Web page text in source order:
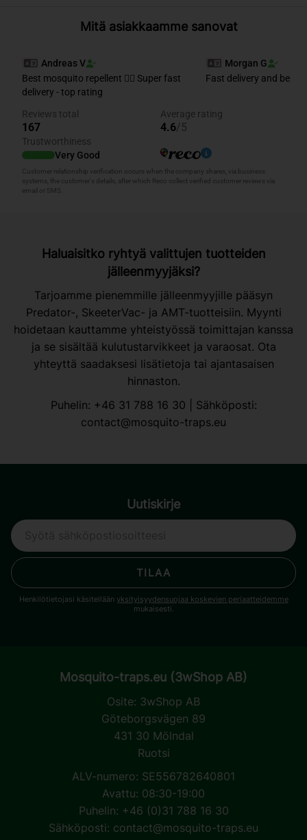
Mitä asiakkaamme sanovat
Haluaisitko ryhtyä valittujen tuotteiden
jälleenmyyjäksi?
Tarjoamme pienemmille jälleenmyyjille pääsyn
Predator-, SkeeterVac- ja AMT-tuotteisiin. Myynti
hoidetaan kauttamme yhteistyössä toimittajan kanssa
ja se sisältää kulutustarvikkeet ja varaosat. Ota
yhteyttä saadaksesi lisätietoja tai ajantasaisen
hinnaston.
Puhelin: +46 31 788 16 30 | Sähköposti:
contact@mosquito-traps.eu
Uutiskirje
TILAA
Henkilötietojasi käsitellään yksityisyydensuojaa koskevien periaatteidemme
mukaisesti.
Mosquito-traps.eu (3wShop AB)
Osite: 3wShop AB
Göteborgsvägen 89
431 30 Mölndal
Ruotsi
ALV-numero: SE556782640801
Avattu: 08:30-19:00
Puhelin: +46 (0)31 788 16 30
Sähköposti: contact@mosquito-traps.eu